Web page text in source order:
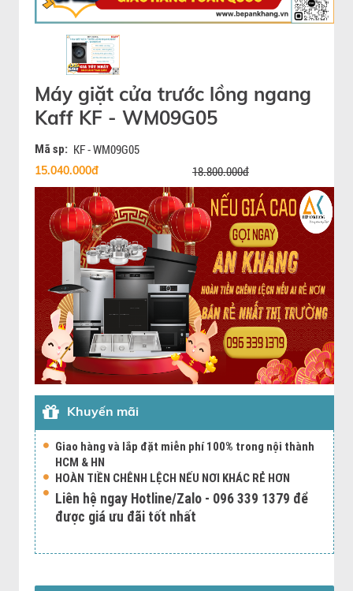
Máy giặt cửa trước lồng ngang
Kaff KF - WM09G05
Mã sp: KF - WM09G05
15.040.000đ 18.800.000đ
Khuyến mãi
Giao hàng và lắp đặt miễn phí 100% trong nội thành
HCM & HN
HOÀN TIỀN CHÊNH LỆCH NẾU NƠI KHÁC RẺ HƠN
Liên hệ ngay Hotline/Zalo - 096 339 1379 để
được giá ưu đãi tốt nhất